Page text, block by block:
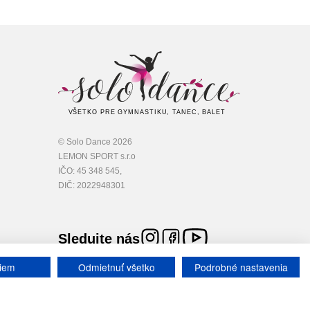
VŠETKO PRE GYMNASTIKU, TANEC, BALET
© Solo Dance 2026
LEMON SPORT s.r.o
IČO: 45 348 545,
DIČ: 2022948301
Sledujte nás
Odmietnuť všetko Podrobné nastavenia